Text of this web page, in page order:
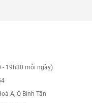
- 19h30 mỗi ngày)
A, Q Bình Tân